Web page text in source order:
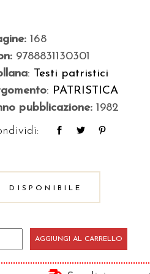
168
9788831130301
: Testi patristici
: PATRISTICA
pubblicazione:1982
DISPONIBILE
AGGIUNGI AL CARRELLO